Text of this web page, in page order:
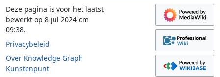
Deze pagina is voor het laatst
bewerkt op 8 jul 2024 om
09:38.
Privacybeleid
Over Knowledge Graph
Kunstenpunt